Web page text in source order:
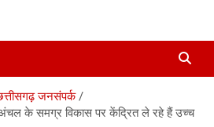
Service
जनसंपर्क
अंचल के समग्र विकास पर केंद्रित ले रहे हैं उच्च